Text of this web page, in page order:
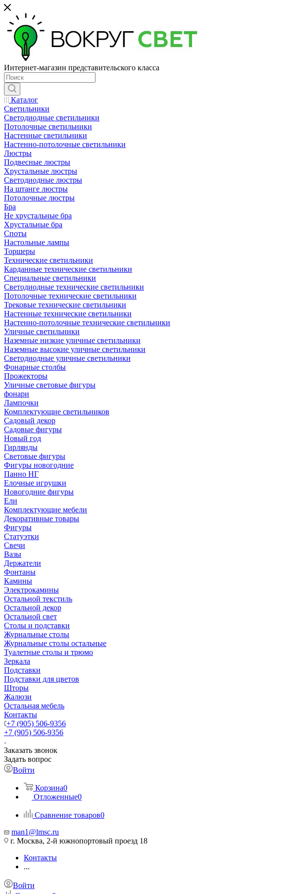
Интернет-магазин представительского класса
Каталог
Светильники
Светодиодные светильники
Потолочные светильники
Настенные светильники
Настенно-потолочные светильники
Люстры
Подвесные люстры
Хрустальные люстры
Светодиодные люстры
На штанге люстры
Потолочные люстры
Бра
Не хрустальные бра
Хрустальные бра
Споты
Настольные лампы
Торшеры
Технические светильники
Карданные технические светильники
Специальные светильники
Светодиодные технические светильники
Потолочные технические светильники
Трековые технические светильники
Настенные технические светильники
Настенно-потолочные технические светильники
Уличные светильники
Наземные низкие уличные светильники
Наземные высокие уличные светильники
Светодиодные уличные светильники
Фонарные столбы
Прожекторы
Уличные световые фигуры
фонари
Лампочки
Комплектующие светильников
Садовый декор
Садовые фигуры
Новый год
Гирлянды
Световые фигуры
Фигуры новогодние
Панно НГ
Елочные игрушки
Новогодние фигуры
Ели
Комплектующие мебели
Декоративные товары
Фигуры
Статуэтки
Свечи
Вазы
Держатели
Фонтаны
Камины
Электрокамины
Остальной текстиль
Остальной декор
Остальной свет
Столы и подставки
Журнальные столы
Журнальные столы остальные
Туалетные столы и трюмо
Зеркала
Подставки
Подставки для цветов
Шторы
Жалюзи
Остальная мебель
Контакты
+7 (905) 506-9356
+7 (905) 506-9356
Заказать звонок
Задать вопрос
Войти
Корзина0
Отложенные0
Сравнение товаров0
man1@lmsc.ru
г. Москва, 2-й южнопортовый проезд 18
Контакты
...
Войти